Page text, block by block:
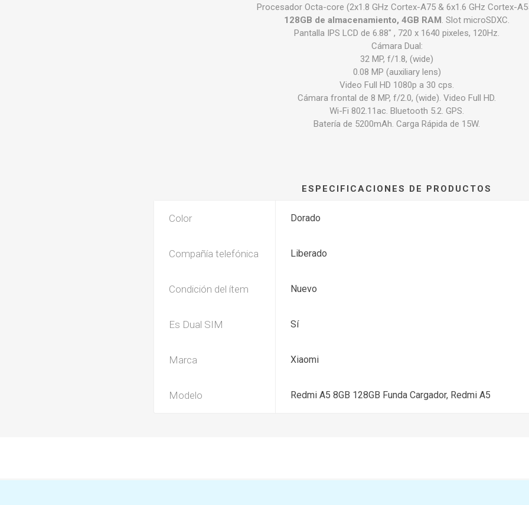
Procesador Octa-core (2x1.8 GHz Cortex-A75 & 6x1.6 GHz Cortex-
128GB de almacenamiento, 4GB RAM. Slot microSDXC.
Pantalla IPS LCD de 6.88" , 720 x 1640 pixeles, 120Hz.
Cámara Dual:
32 MP, f/1.8, (wide)
0.08 MP (auxiliary lens)
Video Full HD 1080p a 30 cps.
Cámara frontal de 8 MP, f/2.0, (wide). Video Full HD.
Wi-Fi 802.11ac. Bluetooth 5.2. GPS.
Batería de 5200mAh. Carga Rápida de 15W.
ESPECIFICACIONES DE PRODUCTOS
Color Dorado
Compañía telefónica Liberado
Condición del ítem Nuevo
Es Dual SIM Sí
Marca Xiaomi
Modelo Redmi A5 8GB 128GB Funda Cargador, Redmi A5